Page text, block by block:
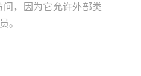
，因为它允许外部类
。